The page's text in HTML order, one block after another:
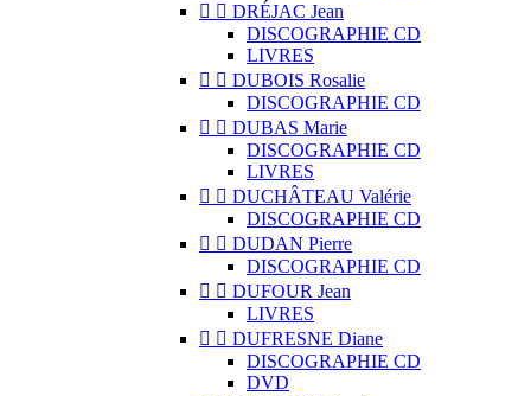
  DRÉJAC Jean
DISCOGRAPHIE CD
LIVRES
  DUBOIS Rosalie
DISCOGRAPHIE CD
  DUBAS Marie
DISCOGRAPHIE CD
LIVRES
  DUCHÂTEAU Valérie
DISCOGRAPHIE CD
  DUDAN Pierre
DISCOGRAPHIE CD
  DUFOUR Jean
LIVRES
  DUFRESNE Diane
DISCOGRAPHIE CD
DVD